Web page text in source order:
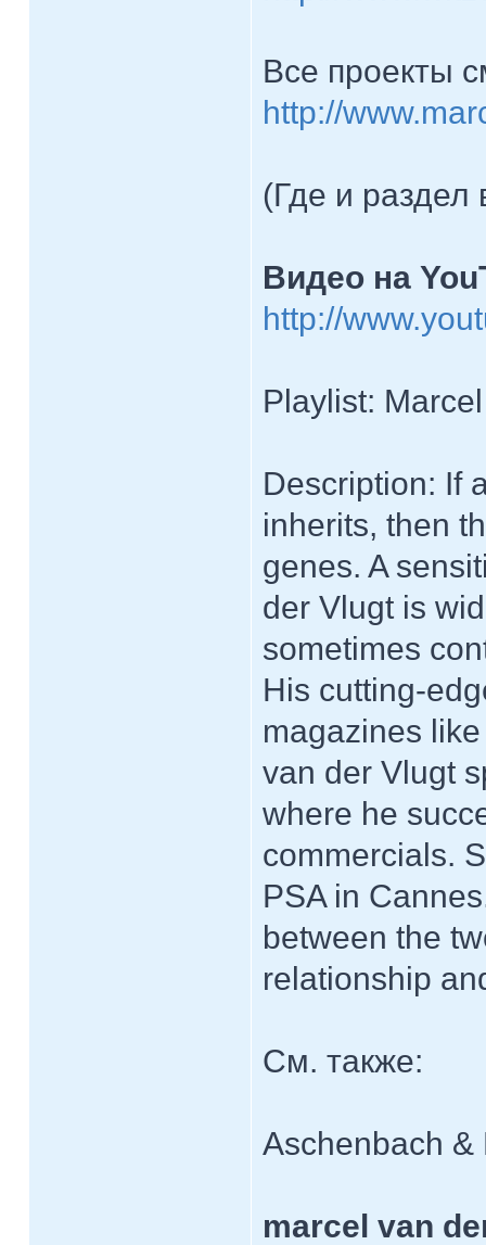
Все проекты
http://
(Где и раздел
Видео на
http://
Playlist:
Description: If
inherits, then
genes. A
der Vlugt is
sometimes
His cutting-
magazines
van der Vlugt
where he
commercials.
PSA in
between the
relationship
См. также:
Aschenbach &
marcel van